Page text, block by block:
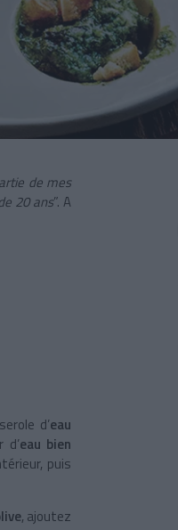
de mes
20 ans”. A
d’eau
d’eau bien
puis
, ajoutez